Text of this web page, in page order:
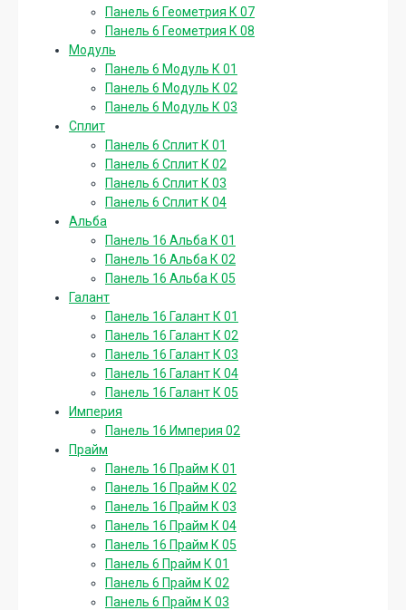
Панель 6 Геометрия К 07
Панель 6 Геометрия К 08
Модуль
Панель 6 Модуль К 01
Панель 6 Модуль К 02
Панель 6 Модуль К 03
Сплит
Панель 6 Сплит К 01
Панель 6 Сплит К 02
Панель 6 Сплит К 03
Панель 6 Сплит К 04
Альба
Панель 16 Альба К 01
Панель 16 Альба К 02
Панель 16 Альба К 05
Галант
Панель 16 Галант К 01
Панель 16 Галант К 02
Панель 16 Галант К 03
Панель 16 Галант К 04
Панель 16 Галант К 05
Империя
Панель 16 Империя 02
Прайм
Панель 16 Прайм К 01
Панель 16 Прайм К 02
Панель 16 Прайм К 03
Панель 16 Прайм К 04
Панель 16 Прайм К 05
Панель 6 Прайм К 01
Панель 6 Прайм К 02
Панель 6 Прайм К 03